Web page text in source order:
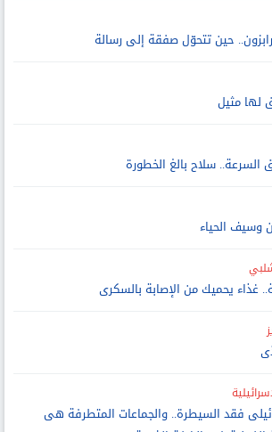
حين تتحوّل صفقة إلى رسالة
لها مثيل
السرعة.. سلاح بالغ الخطورة
وسيف الحياء
غذاء يحميك من الإصابة بالسكرى
فقد السيطرة.. والجماعات المتطرفة هى